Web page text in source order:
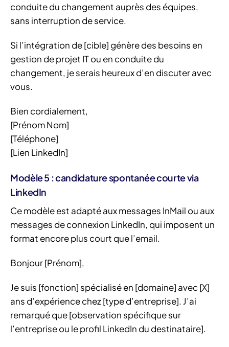
conduite du changement auprès des équipes,
sans interruption de service.
Si l’intégration de [cible] génère des besoins en
gestion de projet IT ou en conduite du
changement, je serais heureux d’en discuter avec
vous.
Bien cordialement,
[Prénom Nom]
[Téléphone]
[Lien LinkedIn]
Modèle 5 : candidature spontanée courte via
LinkedIn
Ce modèle est adapté aux messages InMail ou aux
messages de connexion LinkedIn, qui imposent un
format encore plus court que l’email.
Bonjour [Prénom],
Je suis [fonction] spécialisé en [domaine] avec [X]
ans d’expérience chez [type d’entreprise]. J’ai
remarqué que [observation spécifique sur
l’entreprise ou le profil LinkedIn du destinataire].